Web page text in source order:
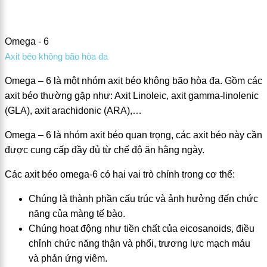
Omega - 6
Axit béo không bão hòa đa
Omega – 6 là một nhóm axit béo không bão hòa đa. Gồm các
axit béo thường gặp như: Axit Linoleic, axit gamma-linolenic
(GLA), axit arachidonic (ARA),…
Omega – 6 là nhóm axit béo quan trọng, các axit béo này cần
được cung cấp đầy đủ từ chế độ ăn hằng ngày.
Các axit béo omega-6 có hai vai trò chính trong cơ thể:
Chúng là thành phần cấu trúc và ảnh hưởng đến chức
năng của màng tế bào.
Chúng hoạt động như tiền chất của eicosanoids, điều
chỉnh chức năng thận và phổi, trương lực mạch máu
và phản ứng viêm.